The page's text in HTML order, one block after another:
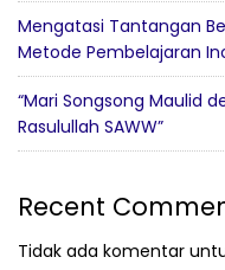
Mengatasi Tantangan
Metode Pembelajaran
“Mari Songsong Maulid
Rasulullah SAWW”
Recent
Tidak ada komentar